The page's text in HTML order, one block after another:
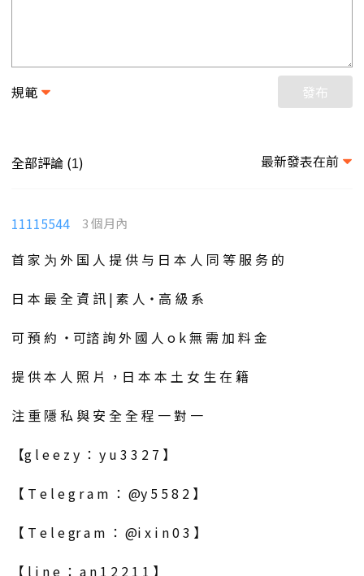
規範 發布
全部評論 (1) 最新發表在前
11115544 3 個月內
首 家 为 外 国 人 提 供 与 日 本 人 同 等 服 务 的
日 本 最 全 資 訊 | 素 人・高 級 系
可 預 約 ・可諮 詢 外 國 人 o k 無 需 加 料 金
提 供 本 人 照 片 ，日 本 本 土 女 生 在 籍
注 重 隱 私 與 安 全 全 程 一 對 一
【g l e e z y ： y u 3 3 2 7 】
【 T e l e g r a m ： @y 5 5 8 2 】
【 T e l e gr a m ： @i x i n 0 3 】
【 l i n e ： a n 1 2 2 1 1 】